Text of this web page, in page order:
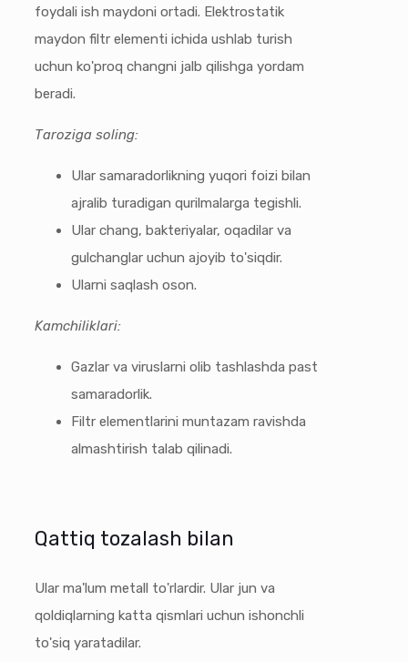
foydali ish maydoni ortadi. Elektrostatik
maydon filtr elementi ichida ushlab turish
uchun ko'proq changni jalb qilishga yordam
beradi.
Taroziga soling:
Ular samaradorlikning yuqori foizi bilan
ajralib turadigan qurilmalarga tegishli.
Ular chang, bakteriyalar, oqadilar va
gulchanglar uchun ajoyib to'siqdir.
Ularni saqlash oson.
Kamchiliklari:
Gazlar va viruslarni olib tashlashda past
samaradorlik.
Filtr elementlarini muntazam ravishda
almashtirish talab qilinadi.
Qattiq tozalash bilan
Ular ma'lum metall to'rlardir. Ular jun va
qoldiqlarning katta qismlari uchun ishonchli
to'siq yaratadilar.